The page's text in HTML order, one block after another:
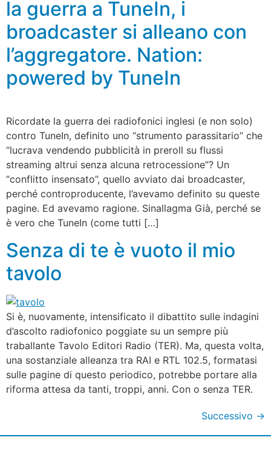
la guerra a TuneIn, i
broadcaster si alleano con
l’aggregatore. Nation:
powered by TuneIn
Ricordate la guerra dei radiofonici inglesi (e non solo)
contro TuneIn, definito uno “strumento parassitario” che
“lucrava vendendo pubblicità in preroll su flussi
streaming altrui senza alcuna retrocessione”? Un
“conflitto insensato”, quello avviato dai broadcaster,
perché controproducente, l’avevamo definito su queste
pagine. Ed avevamo ragione. Sinallagma Già, perché se
è vero che TuneIn (come tutti […]
Senza di te è vuoto il mio
tavolo
Si è, nuovamente, intensificato il dibattito sulle indagini
d’ascolto radiofonico poggiate su un sempre più
traballante Tavolo Editori Radio (TER). Ma, questa volta,
una sostanziale alleanza tra RAI e RTL 102.5, formatasi
sulle pagine di questo periodico, potrebbe portare alla
riforma attesa da tanti, troppi, anni. Con o senza TER.
Successivo →